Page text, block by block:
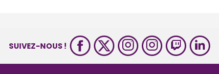
SUIVEZ-NOUS !